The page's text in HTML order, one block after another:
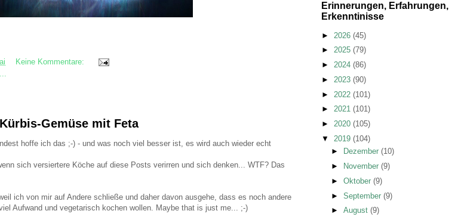
Keine Kommentare:
Gemüse mit Feta
hoffe ich das ;-) - und was noch viel besser ist, es wird auch wieder echt
sich versiertere Köche auf diese Posts verirren und sich denken... WTF? Das
ich von mir auf Andere schließe und daher davon ausgehe, dass es noch andere
Aufwand und vegetarisch kochen wollen. Maybe that is just me... ;-)
Erinnerungen, Erfahrungen,
Erkenntinisse
► 2026 (45)
► 2025 (79)
► 2024 (86)
► 2023 (90)
► 2022 (101)
► 2021 (101)
► 2020 (105)
▼ 2019 (104)
►
Dezember (10)
►
November (9)
► Oktober (9)
► September (9)
► August (9)